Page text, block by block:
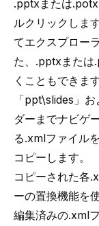
.pptxまたは
ルクリックしま
てエクスプロー
た、.pptxまたは
くこともできます
「ppt\slides」
ダーまでナビゲ
る.xmlファイル
コピーします。
コピーされた各
ーの置換機能を
編集済みの.xml